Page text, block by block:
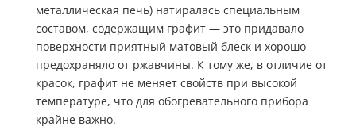
металлическая печь) натиралась специальным
составом, содержащим графит — это придавало
поверхности приятный матовый блеск и хорошо
предохраняло от ржавчины. К тому же, в отличие от
красок, графит не меняет свойств при высокой
температуре, что для обогревательного прибора
крайне важно.